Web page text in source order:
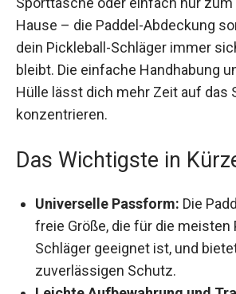
Hause – die Paddel-Abdeckung
dein Pickleball-Schläger immer
bleibt. Die einfache Handhabung
Hülle lässt dich mehr Zeit auf das
konzentrieren.
Das Wichtigste in Kürze
eine freie Größe, die für die
Schläger geeignet ist, und
zuverlässigen Schutz.
Leichte Aufbewahrung und